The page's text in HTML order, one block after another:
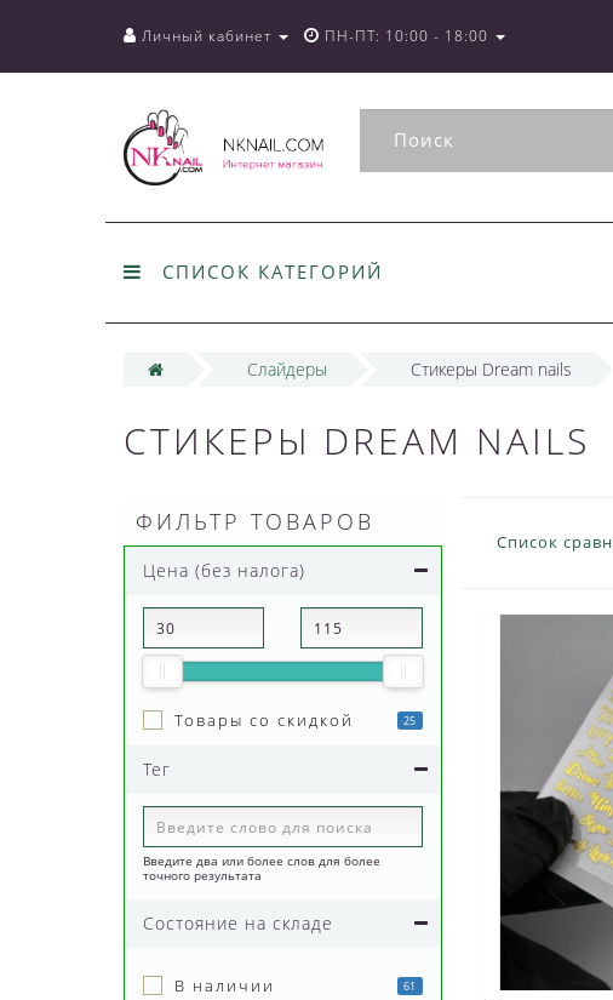
Личный кабинет ПН-ПТ: 10:00 - 18:00
СПИСОК КАТЕГОРИЙ
Слайдеры Стикеры Dream nails
СТИКЕРЫ DREAM NAILS
ФИЛЬТР ТОВАРОВ
Цена (без налога)
Товары со скидкой 25
Тег
Введите два или более слов для более
точного результата
Состояние на складе
В наличии 61
Список